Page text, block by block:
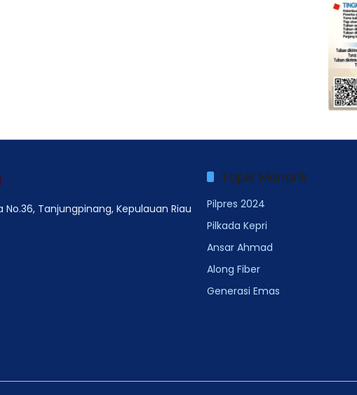
No.36, Tanjungpinang, Kepulauan Riau
Topik Menarik
Pilpres 2024
Pilkada Kepri
Ansar Ahmad
Along Fiber
Generasi Emas